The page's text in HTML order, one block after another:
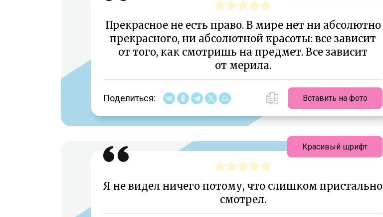
Прекрасное не есть право. В мире нет ни абсолютно
прекрасного, ни абсолютной красоты: все зависит
от того, как смотришь на предмет. Все зависит
от мерила.
Поделиться: Вставить на фото
Я не видел ничего потому, что слишком пристально
смотрел.
Красивый шрифт